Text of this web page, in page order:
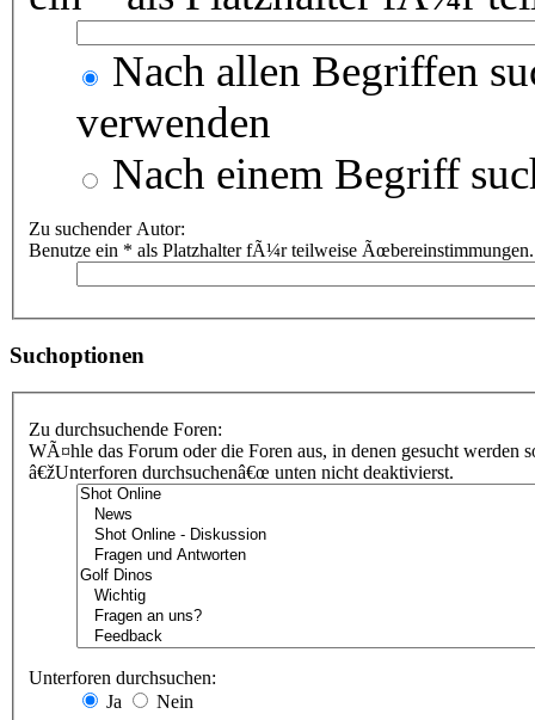
Nach allen Begriffen
verwenden
Nach einem Begriff
Zu suchender Autor:
Benutze ein * als Platzhalter fÃ¼r teilweise Ãœbereinstimmungen.
Suchoptionen
Zu durchsuchende Foren:
WÃ¤hle das Forum oder die Foren aus, in denen gesucht
â€žUnterforen durchsuchenâ€œ unten nicht deaktivierst.
Unterforen durchsuchen:
Ja
Nein